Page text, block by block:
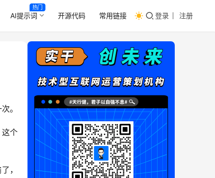
AI提示词
热门
开源代码 常用链接 登录 注册
。
个
，